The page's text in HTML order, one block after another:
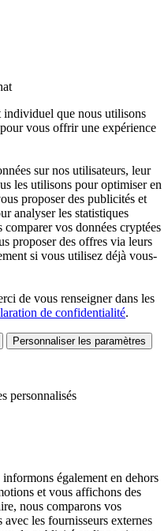
individuel que nous utilisons
vous offrir une expérience
sur nos utilisateurs, leur
les utilisons pour optimiser en
proposer des publicités et
analyser les statistiques
vos données cryptées
proposer des offres via leurs
si vous utilisez déjà vous-
de vous renseigner dans les
de confidentialité.
Personnaliser les paramètres
personnalisés
également en dehors
et vous affichons des
nous comparons vos
avec les fournisseurs externes